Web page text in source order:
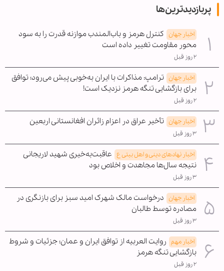
پربازدیدترین‌ها
اخبار جهان کنترل هرمز و باب‌المندب موازنه قدرت را به سود
محور مقاومت تغییر داده است
۲ روز قبل
اخبار جهان ترامپ: مذاکرات با ایران به‌خوبی پیش می‌رود؛ توافق
برای بازگشایی تنگه هرمز نزدیک است!
۲ روز قبل
اخبار جهان تأخیر عراق در اعزام زائران افغانستانی اربعین
۳ روز قبل
اخبار نهادهای دینی و اهل بیتی ع عاقبت‌به‌خیری شهید لاریجانی
نتیجه سال‌ها مجاهدت و اخلاص بود
۳ روز قبل
اخبار جهان درخواست مالک شهرک امید سبز برای بازنگری در
مصادره توسط طالبان
۳ روز قبل
اخبار مهم روایت العربیه از توافق ایران و عمان؛ جزئیات و شروط
بازگشایی تنگه هرمز
۲ روز قبل